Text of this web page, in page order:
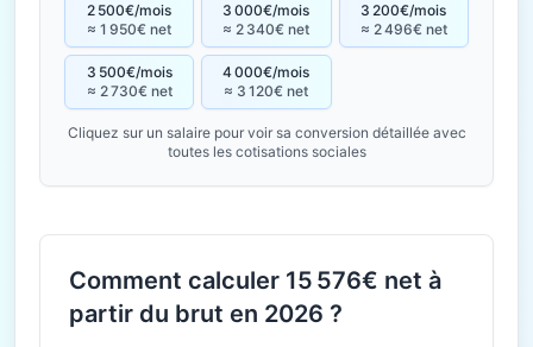
2 500€/mois
≈ 1 950€ net
3 000€/mois
≈ 2 340€ net
3 200€/mois
≈ 2 496€ net
3 500€/mois
≈ 2 730€ net
4 000€/mois
≈ 3 120€ net
Cliquez sur un salaire pour voir sa conversion détaillée avec
toutes les cotisations sociales
Comment calculer 15 576€ net à
partir du brut en 2026 ?